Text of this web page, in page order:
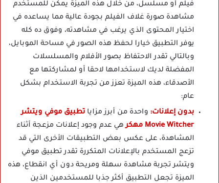
فيلم أو مسلسل، من خلال هذه الميزة يمكن للمستخدم
مشاهدة صورة غلاف الفيلم بجودة عالية مما يساعده في
اختيار المحتوى الذي يرغب في مشاهدته، وفوق ده كله
يوفر التطبيق خيارا لحفظ هذه الصور في مساحة الموبايل،
وبالتالي تقدر الاحتفاظ بصور الأفلام والمسلسلات
المفضلة لديك لاستخدامها لاحقا أو لمشاركتها مع
الأصدقاء، هذه الميزة تعزز من تجربة الاستخدام بشكل
عام:
بدون إعلانات: واحدة من أبرز مزايا تطبيق موفي ويتشر
Movie Witcher مهكر
هي عدم وجود إعلانات مزعجة أثناء
المشاهدة، على عكس بعض التطبيقات الأخرى التي قد
تزعج المستخدم بالإعلانات المتكررة تقدر تطبيق موفي
ويتشر تجربة مشاهدة سهلة ومريحة دون أي انقطاع، هذه
الميزة تجعل التطبيق أكثر جذبا للمستخدمين الذين